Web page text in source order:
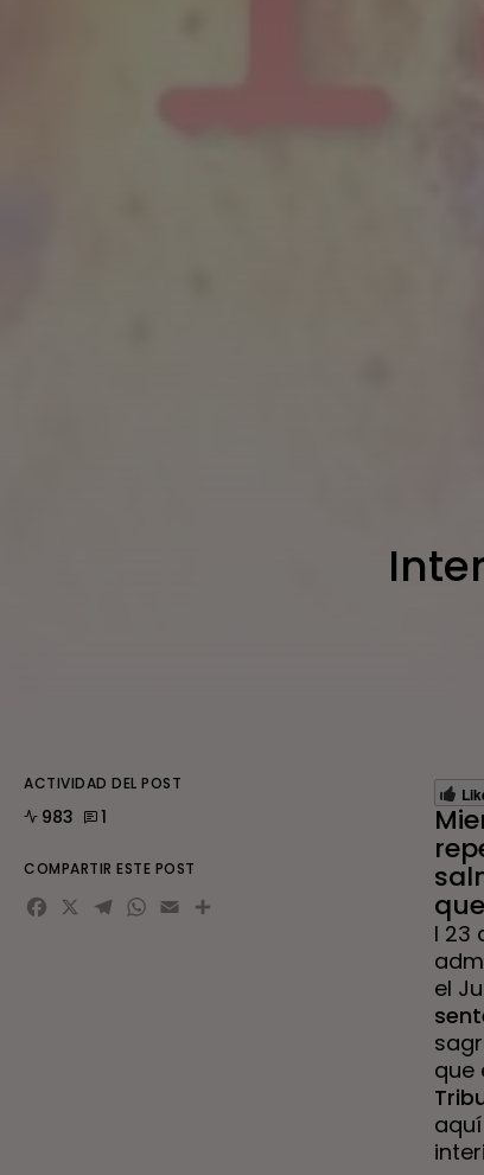
l 23
el
que
ACTIVIDAD DEL POST
983 1
COMPARTIR ESTE POST
Facebook
X Telegram
WhatsApp
EmailCompartir